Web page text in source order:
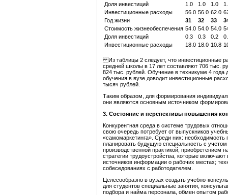
Доля инвестиций
1.0 1.0 1.0
Инвестиционные расходы
56.0 56.0 62.0
Год жизни
31 32 33
Стоимость жизнеобеспечения 54.0 54.0 54.0
Доля инвестиций
0.3 0.3 0.2
Инвестиционные расходы
18.0 18.0 10.8
Из таблицы 2 следует, что инвестиционные
средней школы в 17 лет составляют 706 тыс.
824 тыс. рублей. Обучение в техникуме 4 года
обучения в вузе доводит инвестиционные
тысяч рублей.
Таким образом, для формирования
они являются основным источником
3. Состояние и перспективы повышения
Конкурентная среда в системе трудовых
свою очередь потребует от выпускников
«самомаркетинга». Среди них: необходимость
планировать будущую специальность с
производственной практикой, приобретением
стратегии трудоустройства, которые
источников информации о рабочих местах;
собеседованиях с работодателем.
Целесообразно в вузах создать учебно-
для студентов специальные занятия,
подбора и найма персонала, обмен опытом